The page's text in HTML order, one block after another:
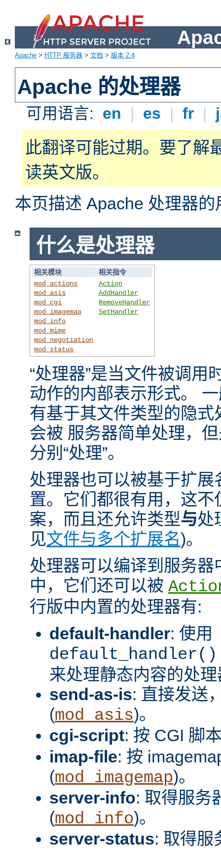
Apache > HTTP 服务器 > 文档 > 版本 2.4
Apache 的处理器
可用语言: en | es | fr |
此翻译可能过期。要了解
读英文版。
本页描述 Apache 处理器的
什么是处理器
相关模块
相关指令
mod_actions
mod_asis
mod_cgi
mod_imagemap
mod_info
mod_mime
mod_negotiation
mod_status
Action
AddHandler
RemoveHandler
SetHandler
“处理器”是当文件被调用
动作的内部表示形式。
有基于其文件类型的隐
会被 服务器简单处理，
分别“处理”。
处理器也可以被基于扩
置。它们都很有用，这
案，而且还允许类型与处
见文件与多个扩展名)。
处理器可以编译到服务
中，它们还可以被
行版中内置的处理器有:
default-handler: 使用
default_handler()
来处理静态内容的处
send-as-is: 直接发送
(mod_asis)。
cgi-script: 按 CGI 脚
imap-file: 按
(mod_imagemap)。
server-info: 取得服务
(mod_info)。
server-status: 取得服